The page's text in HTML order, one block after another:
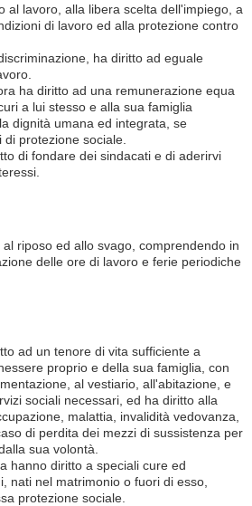
al lavoro, alla libera scelta dell'impiego, a
di lavoro ed alla protezione contro
ha diritto ad eguale
ha diritto ad una remunerazione equa
a lui stesso e alla sua famiglia
dignità umana ed integrata, se
protezione sociale.
di fondare dei sindacati e di aderirvi
riposo ed allo svago, comprendendo in
delle ore di lavoro e ferie periodiche
ad un tenore di vita sufficiente a
proprio e della sua famiglia, con
al vestiario, all'abitazione, e
sociali necessari, ed ha diritto alla
malattia, invalidità vedovanza,
di perdita dei mezzi di sussistenza per
sua volontà.
hanno diritto a speciali cure ed
nati nel matrimonio o fuori di esso,
protezione sociale.